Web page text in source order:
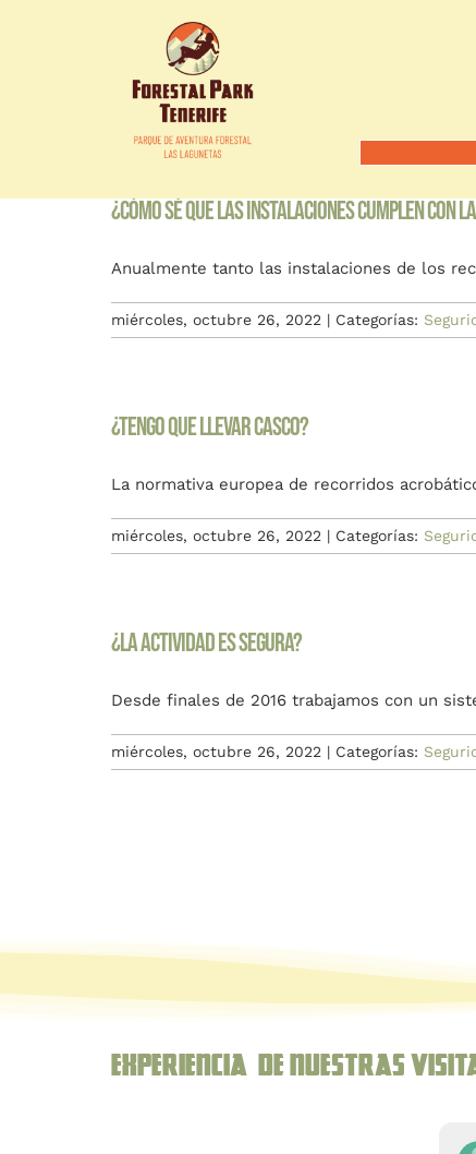
Seguridad
¿Cómo sé que las instalaciones cumplen con
Anualmente tanto las instalaciones de los
miércoles, octubre 26, 2022 | Categorías:
¿Tengo que llevar casco?
La normativa europea de recorridos
miércoles, octubre 26, 2022 | Categorías:
¿La actividad es segura?
Desde finales de 2016 trabajamos con un
miércoles, octubre 26, 2022 | Categorías:
Experiencia de nuestras